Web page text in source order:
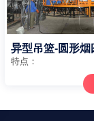
异型吊篮-圆形烟
特点：